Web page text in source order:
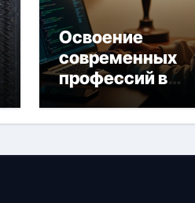
Освоение
современных
профессий в
онлайн-формате